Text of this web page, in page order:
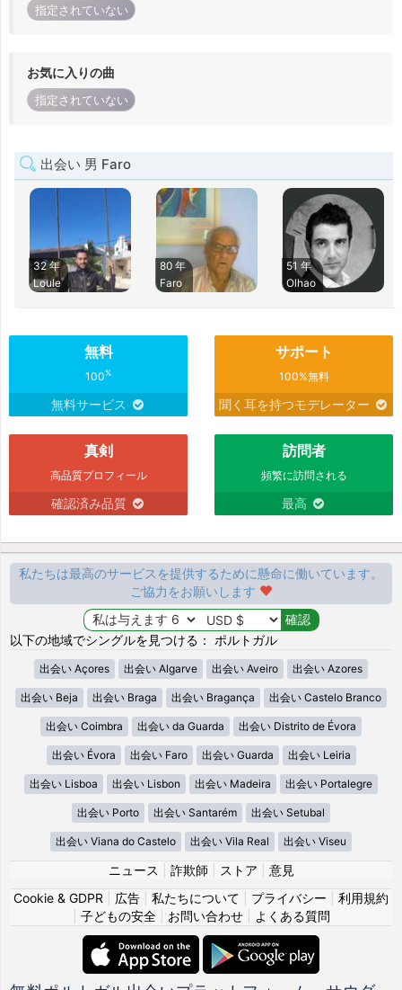
指定されていない
お気に入りの曲
指定されていない
出会い 男 Faro
32 年
Loule
80 年
Faro
51 年
Olhao
無料
100%
無料サービス
サポート
100%無料
聞く耳を持つモデレーター
真剣
高品質プロフィール
確認済み品質
訪問者
頻繁に訪問される
最高
私たちは最高のサービスを提供するために懸命に働いています。
ご協力をお願いします
以下の地域でシングルを見つける： ポルトガル
出会い Açores 出会い Algarve 出会い Aveiro 出会い Azores
出会い Beja 出会い Braga 出会い Bragança 出会い Castelo Branco
出会い Coimbra 出会い da Guarda 出会い Distrito de Évora
出会い Évora 出会い Faro 出会い Guarda 出会い Leiria
出会い Lisboa 出会い Lisbon 出会い Madeira 出会い Portalegre
出会い Porto 出会い Santarém 出会い Setubal
出会い Viana do Castelo 出会い Vila Real 出会い Viseu
ニュース 詐欺師 ストア
意見
Cookie & GDPR
広告 私たちについて プライバシー
利用規約
子どもの安全| お問い合わせ| よくある質問